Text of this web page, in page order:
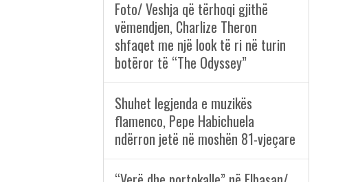
Foto/ Veshja që tërhoqi gjithë
vëmendjen, Charlize Theron
shfaqet me një look të ri në turin
botëror të “The Odyssey”
Shuhet legjenda e muzikës
flamenco, Pepe Habichuela
ndërron jetë në moshën 81-vjeçare